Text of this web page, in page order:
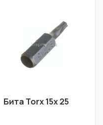
Бита Torx 15х 25